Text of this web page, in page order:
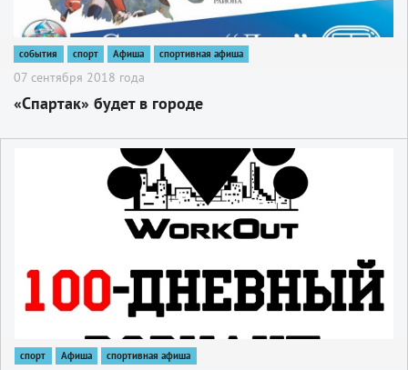
события спорт Афиша спортивная афиша
07 сентября 2018 года
«Спартак» будет в городе
спорт Афиша спортивная афиша